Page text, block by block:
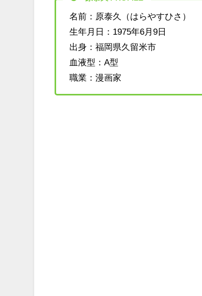
名前：原泰久（はらやすひさ）
生年月日：1975年6月9日
出身：福岡県久留米市
血液型：A型
職業：漫画家